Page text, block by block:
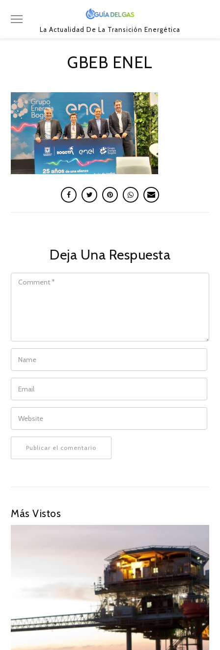
La Actualidad De La Transición Energética
GBEB ENEL
Deja Una Respuesta
COMMENT
NAME
EMAIL
WEBSITE
Más Vistos